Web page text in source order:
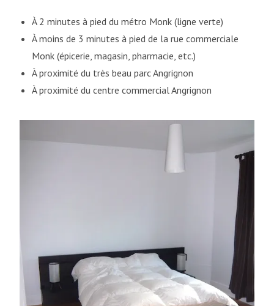
À 2 minutes à pied du métro Monk (ligne verte)
À moins de 3 minutes à pied de la rue commerciale
Monk (épicerie, magasin, pharmacie, etc.)
À proximité du très beau parc Angrignon
À proximité du centre commercial Angrignon